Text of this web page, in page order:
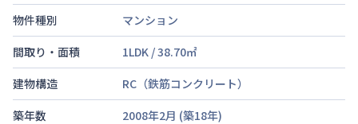
物件種別
マンション
間取り・面積
1LDK /38.70㎡
建物構造
RC（鉄筋コンクリート）
築年数
2008年2月 (築18年)